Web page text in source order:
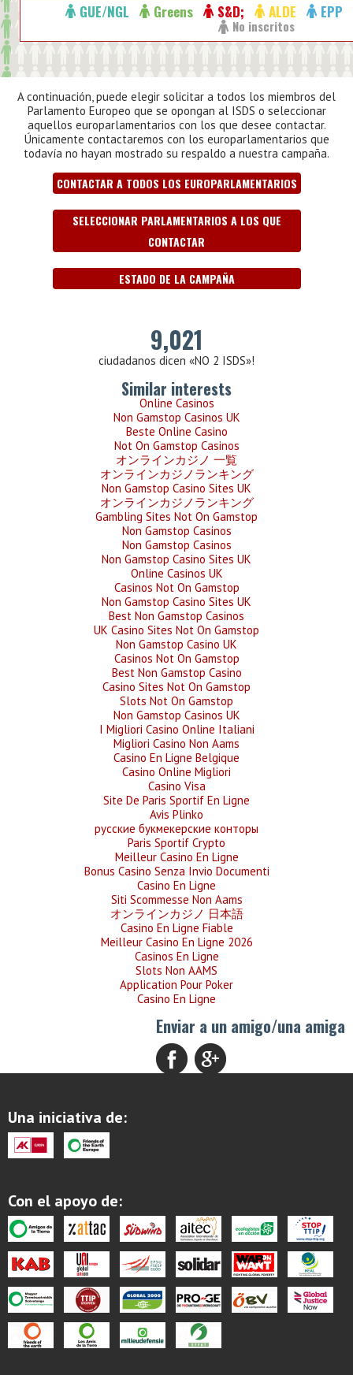
GUE/NGL Greens S&D; ALDE EPP
No inscritos
A continuación, puede elegir solicitar a todos los miembros del
Parlamento Europeo que se opongan al ISDS o seleccionar
aquellos europarlamentarios con los que desee contactar.
Únicamente contactaremos con los europarlamentarios que
todavía no hayan mostrado su respaldo a nuestra campaña.
CONTACTAR A TODOS LOS EUROPARLAMENTARIOS
SELECCIONAR PARLAMENTARIOS A LOS QUE
CONTACTAR
ESTADO DE LA CAMPAÑA
9,021
ciudadanos dicen «NO 2 ISDS»!
Similar interests
Online Casinos
Non Gamstop Casinos UK
Beste Online Casino
Not On Gamstop Casinos
オンラインカジノ 一覧
オンラインカジノランキング
Non Gamstop Casino Sites UK
オンラインカジノランキング
Gambling Sites Not On Gamstop
Non Gamstop Casinos
Non Gamstop Casinos
Non Gamstop Casino Sites UK
Online Casinos UK
Casinos Not On Gamstop
Non Gamstop Casino Sites UK
Best Non Gamstop Casinos
UK Casino Sites Not On Gamstop
Non Gamstop Casino UK
Casinos Not On Gamstop
Best Non Gamstop Casino
Casino Sites Not On Gamstop
Slots Not On Gamstop
Non Gamstop Casinos UK
I Migliori Casino Online Italiani
Migliori Casino Non Aams
Casino En Ligne Belgique
Casino Online Migliori
Casino Visa
Site De Paris Sportif En Ligne
Avis Plinko
русские букмекерские конторы
Paris Sportif Crypto
Meilleur Casino En Ligne
Bonus Casino Senza Invio Documenti
Casino En Ligne
Siti Scommesse Non Aams
オンラインカジノ 日本語
Casino En Ligne Fiable
Meilleur Casino En Ligne 2026
Casinos En Ligne
Slots Non AAMS
Application Pour Poker
Casino En Ligne
Enviar a un amigo/una amiga
Una iniciativa de:
Con el apoyo de: